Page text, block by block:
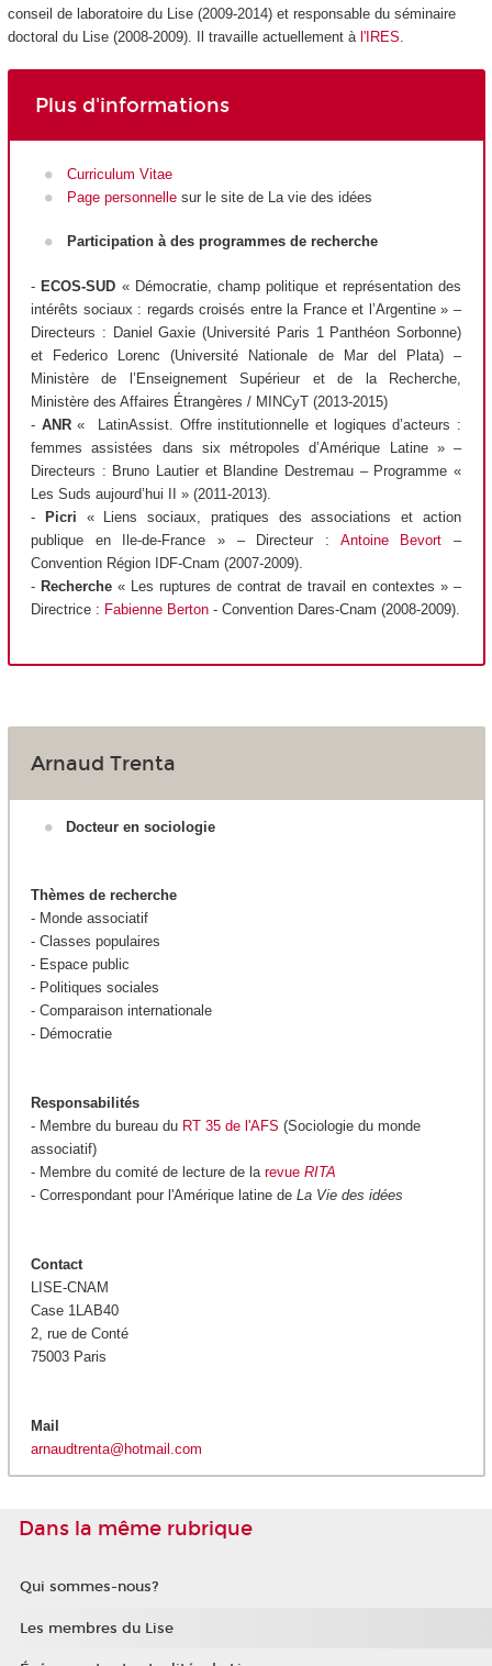
conseil de laboratoire du Lise (2009-2014) et responsable du séminaire
doctoral du Lise (2008-2009). Il travaille actuellement àl'IRES.
Plus d'informations
Curriculum Vitae
Page personnellesur le site de La vie des idées
Participation à des programmes de recherche
-ECOS-SUD « Démocratie, champ politique et représentation des
intérêts sociaux : regards croisés entre la France et l’Argentine » –
Directeurs : Daniel Gaxie (Université Paris 1 Panthéon Sorbonne)
et Federico Lorenc (Université Nationale de Mar del Plata) –
Ministère de l’Enseignement Supérieur et de la Recherche,
Ministère des Affaires Étrangères / MINCyT (2013-2015)
- ANR« LatinAssist. Offre institutionnelle et logiques d’acteurs :
femmes assistées dans six métropoles d’Amérique Latine » –
Directeurs : Bruno Lautier et Blandine Destremau – Programme «
Les Suds aujourd’hui II » (2011-2013).
- Picri « Liens sociaux, pratiques des associations et action
publique en Ile-de-France » – Directeur : Antoine Bevort –
Convention Région IDF-Cnam (2007-2009).
- Recherche « Les ruptures de contrat de travail en contextes » –
Directrice : Fabienne Berton - Convention Dares-Cnam (2008-2009).
Arnaud Trenta
Docteur en sociologie
Thèmes de recherche
- Monde associatif
- Classes populaires
- Espace public
- Politiques sociales
- Comparaison internationale
- Démocratie
Responsabilités
- Membre du bureau du RT 35 de l'AFS (Sociologie du monde
associatif)
- Membre du comité de lecture de la revue RITA
- Correspondant pour l'Amérique latine de L a Vie des idées
Contact
LISE-CNAM
Case 1LAB40
2, rue de Conté
75003 Paris
Mail
arnaudtrenta@hotmail.com
Dans la même rubrique
Qui sommes-nous?
Les membres du Lise